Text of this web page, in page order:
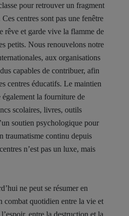
pour retrouver un fragment
centres sont pas une fenêtre
rêve et garde vive la flamme de
petits. Nous renouvelons notre
aux organisations
capables de contribuer, afin
centres éducatifs. Le maintien
également la fourniture de
scolaires, livres, outils
soutien psychologique pour
traumatisme continu depuis
n’est pas un luxe, mais
ne peut se résumer en
combat quotidien entre la vie et
entre la destruction et la